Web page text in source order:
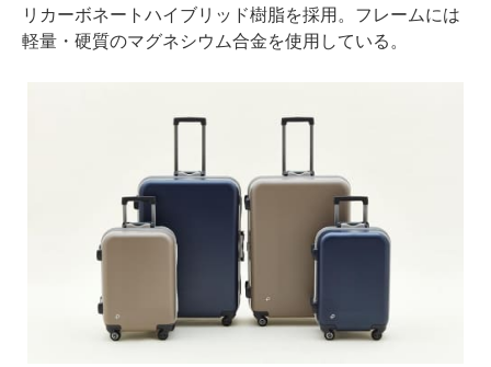
リカーボネートハイブリッド樹脂を採用。フレームには
軽量・硬質のマグネシウム合金を使用している。